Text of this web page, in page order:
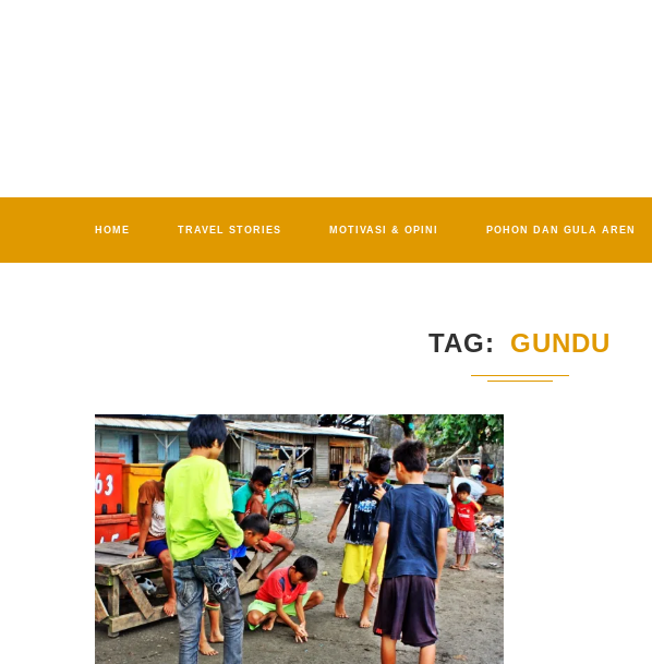
HOME TRAVEL STORIES MOTIVASI & OPINI POHON DAN GULA AREN
TAG GUNDU